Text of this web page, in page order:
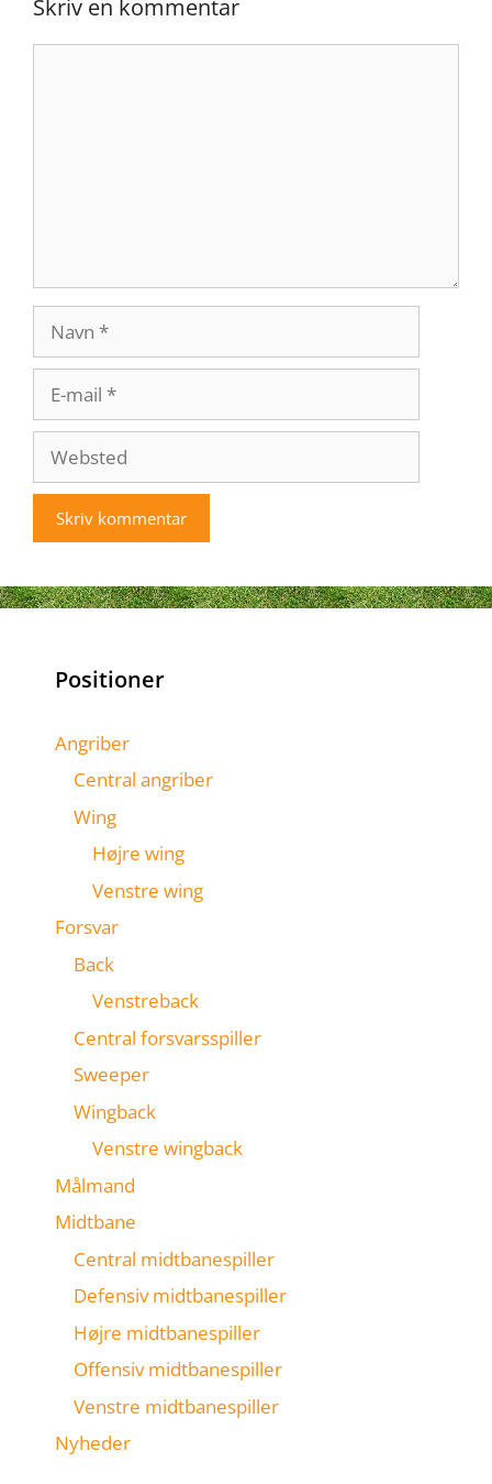
Skriv en kommentar
mail
Websted
Positioner
Angriber
Central angriber
Wing
Højre wing
Venstre wing
Forsvar
Back
Venstreback
Central forsvarsspiller
Sweeper
Wingback
Venstre wingback
Målmand
Midtbane
Central midtbanespiller
Defensiv midtbanespiller
Højre midtbanespiller
Offensiv midtbanespiller
Venstre midtbanespiller
Nyheder